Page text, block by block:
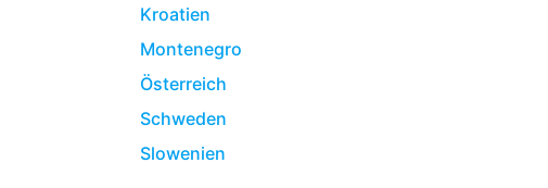
Kroatien
Montenegro
Österreich
Schweden
Slowenien